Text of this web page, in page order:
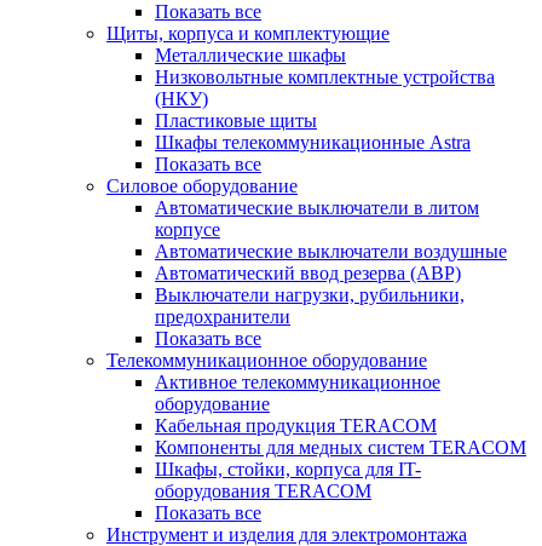
Показать все
Щиты, корпуса и комплектующие
Металлические шкафы
Низковольтные комплектные устройства
(НКУ)
Пластиковые щиты
Шкафы телекоммуникационные Astra
Показать все
Силовое оборудование
Автоматические выключатели в литом
корпусе
Автоматические выключатели воздушные
Автоматический ввод резерва (АВР)
Выключатели нагрузки, рубильники,
предохранители
Показать все
Телекоммуникационное оборудование
Активное телекоммуникационное
оборудование
Кабельная продукция TERACOM
Компоненты для медных систем TERACOM
Шкафы, стойки, корпуса для IT-
оборудования TERACOM
Показать все
Инструмент и изделия для электромонтажа